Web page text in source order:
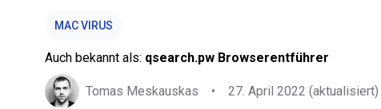
MAC VIRUS
Auch bekannt als: qsearch.pw Browserentführer
Tomas Meskauskas • 27. April 2022 (aktualisiert)